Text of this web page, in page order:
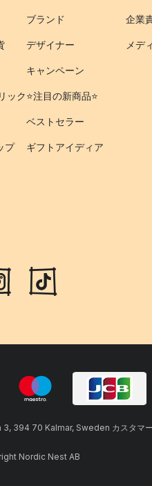
ック
プ
ブランド
デザイナー
キャンペーン
⭐️注目の新商品⭐️
ベストセラー
ギフトアイディア
企業
メデ
394 70 Kalmar, Sweden カスタマ
Nordic Nest AB